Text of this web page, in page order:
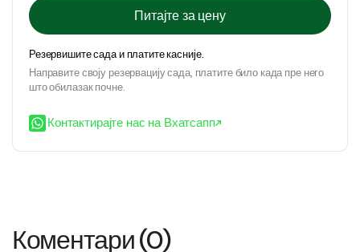
Питајте за цену
Резервишите сада и платите касније.
Направите своју резервацију сада, платите било када пре него
што обилазак почне.
Контактирајте нас на Вхатсапп
Коментари (0)